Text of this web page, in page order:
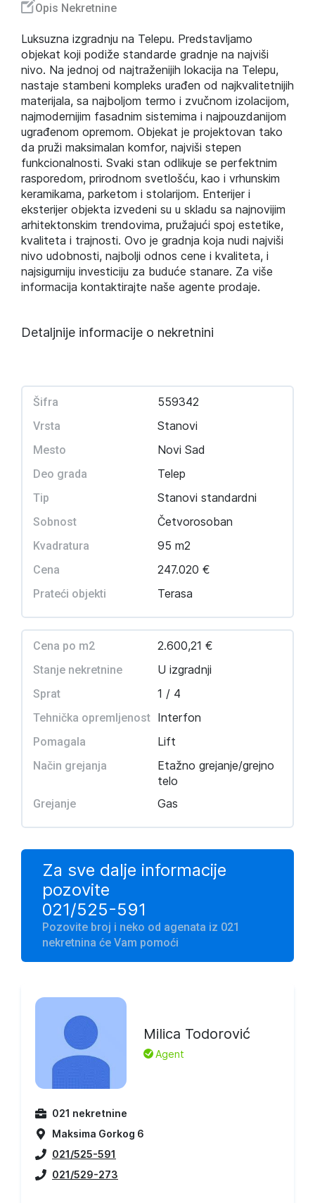
Opis Nekretnine
Luksuzna izgradnju na Telepu. Predstavljamo
objekat koji podiže standarde gradnje na najviši
nivo. Na jednoj od najtraženijih lokacija na Telepu,
nastaje stambeni kompleks urađen od najkvalitetnijih
materijala, sa najboljom termo i zvučnom izolacijom,
najmodernijim fasadnim sistemima i najpouzdanijom
ugrađenom opremom. Objekat je projektovan tako
da pruži maksimalan komfor, najviši stepen
funkcionalnosti. Svaki stan odlikuje se perfektnim
rasporedom, prirodnom svetlošću, kao i vrhunskim
keramikama, parketom i stolarijom. Enterijer i
eksterijer objekta izvedeni su u skladu sa najnovijim
arhitektonskim trendovima, pružajući spoj estetike,
kvaliteta i trajnosti. Ovo je gradnja koja nudi najviši
nivo udobnosti, najbolji odnos cene i kvaliteta, i
najsigurniju investiciju za buduće stanare. Za više
informacija kontaktirajte naše agente prodaje.
Detaljnije informacije o nekretnini
Šifra 559342
Vrsta Stanovi
Mesto Novi Sad
Deo grada Telep
Tip Stanovi standardni
Sobnost Četvorosoban
Kvadratura 95 m2
Cena 247.020 €
Prateći objekti Terasa
Cena po m2 2.600,21 €
Stanje nekretnine U izgradnji
Sprat 1 / 4
Tehnička opremljenost Interfon
Pomagala Lift
Način grejanja
Etažno grejanje/grejno
telo
Grejanje Gas
Za sve dalje informacije
pozovite
021/525-591
Pozovite broj i neko od agenata iz 021
nekretnina će Vam pomoći
Milica Todorović
L Agent
021 nekretnine
Maksima Gorkog 6
021/525-591
021/529-273